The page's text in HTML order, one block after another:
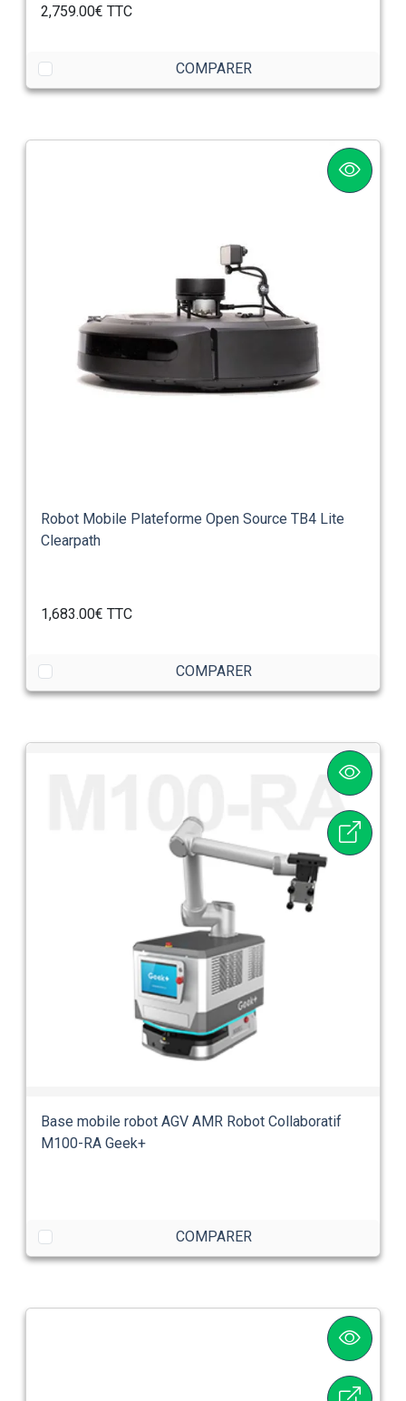
2,759.00€ TTC
COMPARER
Robot Mobile Plateforme Open Source TB4 Lite
Clearpath
1,683.00€ TTC
COMPARER
Base mobile robot AGV AMR Robot Collaboratif
M100-RA Geek+
COMPARER